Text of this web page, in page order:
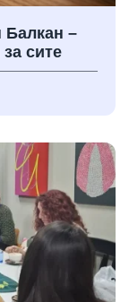
Балкан –
сите